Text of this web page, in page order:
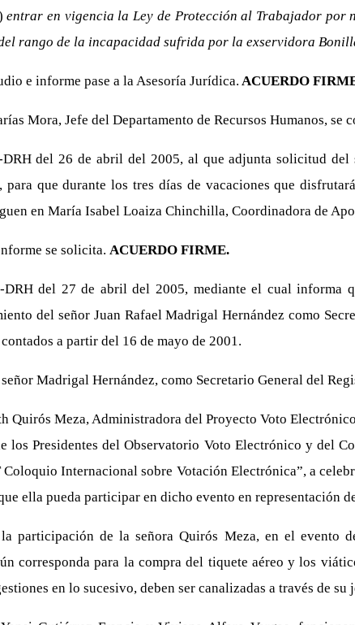
entrar en vigencia la Ley de Protección al Trabajador por
rango de la incapacidad sufrida por la exservidora
e informe pase a la Asesoría Jurídica. ACUERDO
Mora, Jefe del Departamento de Recursos Humanos, se
del 26 de abril del 2005, al que adjunta solicitud
para que durante los tres días de vacaciones que
en María Isabel Loaiza Chinchilla, Coordinadora de
se solicita. ACUERDO FIRME.
DRH del 27 de abril del 2005, mediante el cual informa
del señor Juan Rafael Madrigal Hernández como
a partir del 16 de mayo de 2001.
Madrigal Hernández, como Secretario General del
Quirós Meza, Administradora del Proyecto Voto
los Presidentes del Observatorio Voto Electrónico y del
Internacional sobre Votación Electrónica”, a
ella pueda participar en dicho evento en representación
participación de la señora Quirós Meza, en el evento
corresponda para la compra del tiquete aéreo y los
en lo sucesivo, deben ser canalizadas a través de su